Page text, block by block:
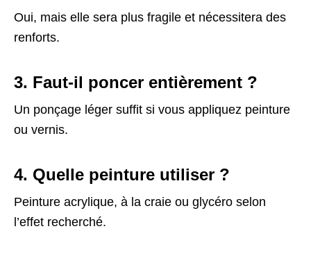
Oui, mais elle sera plus fragile et nécessitera des
renforts.
3. Faut-il poncer entièrement ?
Un ponçage léger suffit si vous appliquez peinture
ou vernis.
4. Quelle peinture utiliser ?
Peinture acrylique, à la craie ou glycéro selon
l’effet recherché.